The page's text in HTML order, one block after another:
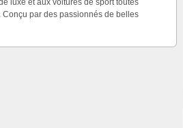
par des passionnés de belles